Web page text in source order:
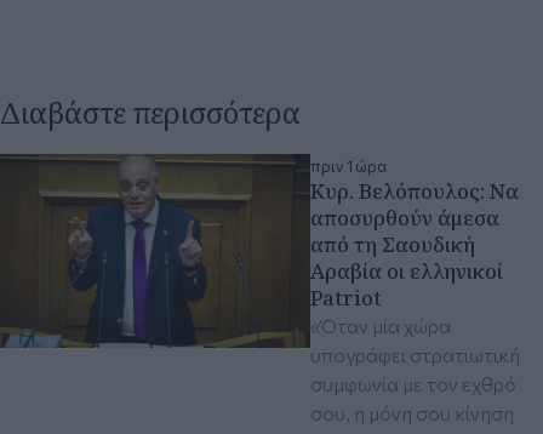
Διαβάστε περισσότερα
πριν 1 ώρα
Κυρ. Βελόπουλος: Να
αποσυρθούν άμεσα
από τη Σαουδική
Αραβία οι ελληνικοί
Patriot
«Όταν μία χώρα
υπογράφει στρατιωτική
συμφωνία με τον εχθρό
σου, η μόνη σου κίνηση